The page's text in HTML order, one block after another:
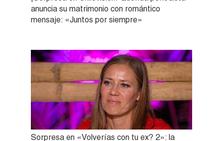
anuncia su matrimonio con romántico
mensaje: «Juntos por siempre»
Sorpresa en «Volverías con tu ex? 2»: la